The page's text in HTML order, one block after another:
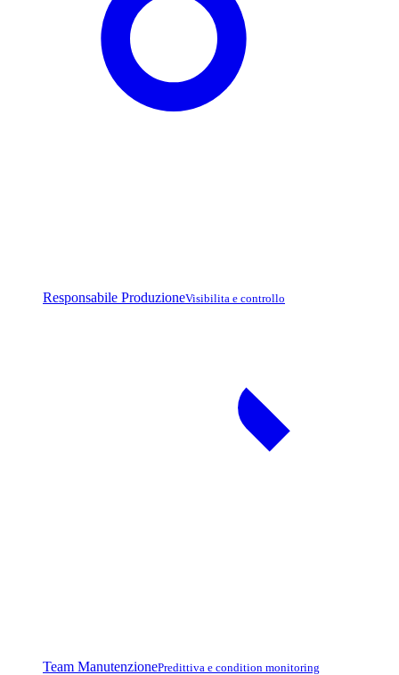
Responsabile ProduzioneVisibilita e controllo
Team ManutenzionePredittiva e condition monitoring